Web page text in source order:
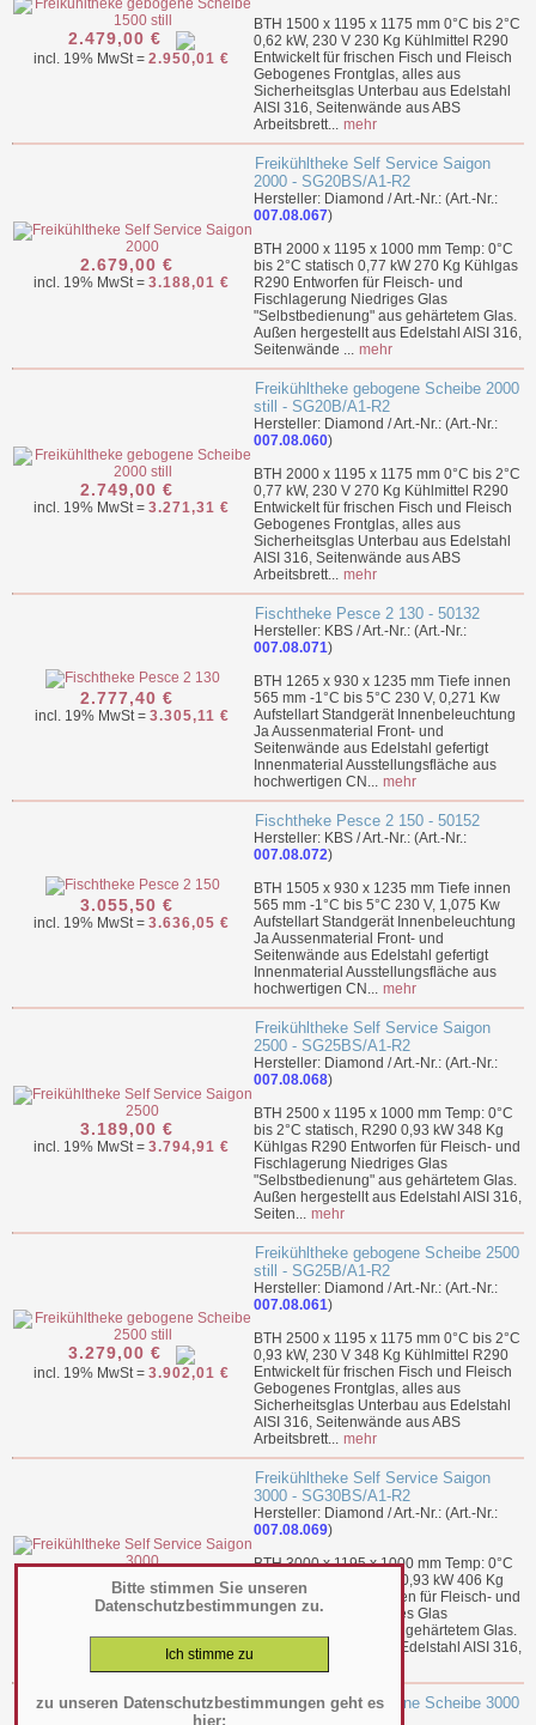
Bitte stimmen Sie unseren
Datenschutzbestimmungen zu.
zu unseren Datenschutzbestimmungen geht es
hier:
2.479,00 €
incl. 19% MwSt = 2.950,01 €
BTH 1500 x 1195 x 1175 mm 0°C bis 2°C
0,62 kW, 230 V 230 Kg Kühlmittel R290
Entwickelt für frischen Fisch und Fleisch
Gebogenes Frontglas, alles aus
Sicherheitsglas Unterbau aus Edelstahl
AISI 316, Seitenwände aus ABS
Arbeitsbrett... mehr
2.679,00 €
incl. 19% MwSt = 3.188,01 €
Freikühltheke Self Service Saigon
2000 - SG20BS/A1-R2
Hersteller: Diamond / Art.-Nr.: (Art.-Nr.:
007.08.067)
BTH 2000 x 1195 x 1000 mm Temp: 0°C
bis 2°C statisch 0,77 kW 270 Kg Kühlgas
R290 Entworfen für Fleisch- und
Fischlagerung Niedriges Glas
"Selbstbedienung" aus gehärtetem Glas.
Außen hergestellt aus Edelstahl AISI 316,
Seitenwände ... mehr
2.749,00 €
incl. 19% MwSt = 3.271,31 €
Freikühltheke gebogene Scheibe 2000
still - SG20B/A1-R2
Hersteller: Diamond / Art.-Nr.: (Art.-Nr.:
007.08.060)
BTH 2000 x 1195 x 1175 mm 0°C bis 2°C
0,77 kW, 230 V 270 Kg Kühlmittel R290
Entwickelt für frischen Fisch und Fleisch
Gebogenes Frontglas, alles aus
Sicherheitsglas Unterbau aus Edelstahl
AISI 316, Seitenwände aus ABS
Arbeitsbrett... mehr
2.777,40 €
incl. 19% MwSt = 3.305,11 €
Fischtheke Pesce 2 130 - 50132
Hersteller: KBS / Art.-Nr.: (Art.-Nr.:
007.08.071)
BTH 1265 x 930 x 1235 mm Tiefe innen
565 mm -1°C bis 5°C 230 V, 0,271 Kw
Aufstellart Standgerät Innenbeleuchtung
Ja Aussenmaterial Front- und
Seitenwände aus Edelstahl gefertigt
Innenmaterial Ausstellungsfläche aus
hochwertigen CN... mehr
3.055,50 €
incl. 19% MwSt = 3.636,05 €
Fischtheke Pesce 2 150 - 50152
Hersteller: KBS / Art.-Nr.: (Art.-Nr.:
007.08.072)
BTH 1505 x 930 x 1235 mm Tiefe innen
565 mm -1°C bis 5°C 230 V, 1,075 Kw
Aufstellart Standgerät Innenbeleuchtung
Ja Aussenmaterial Front- und
Seitenwände aus Edelstahl gefertigt
Innenmaterial Ausstellungsfläche aus
hochwertigen CN... mehr
3.189,00 €
incl. 19% MwSt = 3.794,91 €
Freikühltheke Self Service Saigon
2500 - SG25BS/A1-R2
Hersteller: Diamond / Art.-Nr.: (Art.-Nr.:
007.08.068)
BTH 2500 x 1195 x 1000 mm Temp: 0°C
bis 2°C statisch, R290 0,93 kW 348 Kg
Kühlgas R290 Entworfen für Fleisch- und
Fischlagerung Niedriges Glas
"Selbstbedienung" aus gehärtetem Glas.
Außen hergestellt aus Edelstahl AISI 316,
Seiten... mehr
3.279,00 €
incl. 19% MwSt = 3.902,01 €
Freikühltheke gebogene Scheibe 2500
still - SG25B/A1-R2
Hersteller: Diamond / Art.-Nr.: (Art.-Nr.:
007.08.061)
BTH 2500 x 1195 x 1175 mm 0°C bis 2°C
0,93 kW, 230 V 348 Kg Kühlmittel R290
Entwickelt für frischen Fisch und Fleisch
Gebogenes Frontglas, alles aus
Sicherheitsglas Unterbau aus Edelstahl
AISI 316, Seitenwände aus ABS
Arbeitsbrett... mehr
3.509,00 €
incl. 19% MwSt = 4.175,71 €
Freikühltheke Self Service Saigon
3000 - SG30BS/A1-R2
Hersteller: Diamond / Art.-Nr.: (Art.-Nr.:
007.08.069)
BTH 3000 x 1195 x 1000 mm Temp: 0°C
bis 2°C statisch, R290 0,93 kW 406 Kg
Kühlgas R290 Entworfen für Fleisch- und
Fischlagerung Niedriges Glas
"Selbstbedienung" aus gehärtetem Glas.
Außen hergestellt aus Edelstahl AISI 316,
Freikühltheke gebogene Scheibe 3000